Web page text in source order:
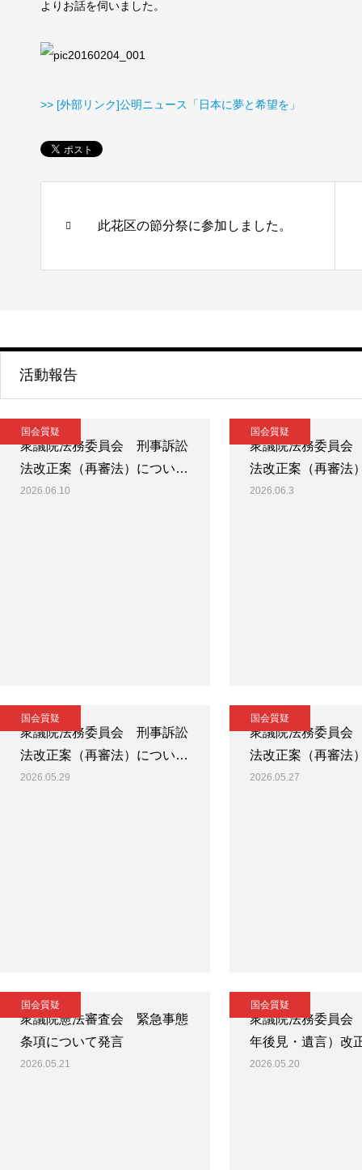
よりお話を伺いました。
>> [外部リンク]公明ニュース「日本に夢と希望を」
此花区の節分祭に参加しました。
活動報告
国会質疑
衆議院法務委員会 刑事訴訟
法改正案（再審法）につい…
2026.06.10
国会質疑
衆議院法務委員
法改正案（再審法
2026.06.3
国会質疑
衆議院法務委員会 刑事訴訟
法改正案（再審法）につい…
2026.05.29
国会質疑
衆議院法務委員
法改正案（再審法
2026.05.27
国会質疑
衆議院憲法審査会 緊急事態
条項について発言
2026.05.21
国会質疑
衆議院法務委員
年後見・遺言）改
2026.05.20